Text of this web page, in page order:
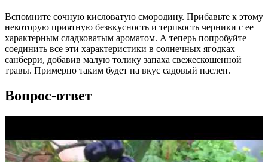
Вспомните сочную кисловатую смородину. Прибавьте к этому
некоторую приятную безвкусность и терпкость черники с ее
характерным сладковатым ароматом. А теперь попробуйте
соединить все эти характеристики в солнечных ягодках
санберри, добавив малую толику запаха свежескошенной
травы. Примерно таким будет на вкус садовый паслен.
Вопрос-ответ